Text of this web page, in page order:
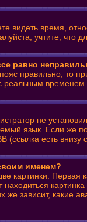
видеть время,
учтите, что
равно
правильно, то
реальным временем.
не
язык. Если же
(ссылка есть внизу
именем?
картинки.
же зависит, какие